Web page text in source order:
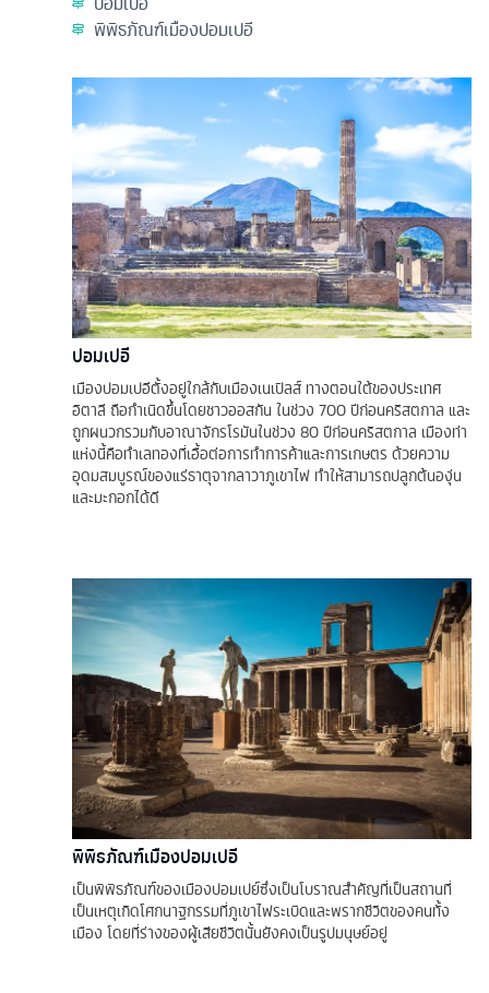
พิพิธภัณฑ์เมืองปอมเปอี
ปอมเปอี
เมืองปอมเปอีตั้งอยู่ใกล้กับเมืองเนเปิลส์ ทางตอนใต้ของประเทศ
อิตาลี ถือกำเนิดขึ้นโดยชาวออสกัน ในช่วง 700 ปีก่อนคริสตกาล และ
ถูกผนวกรวมกับอาณาจักรโรมันในช่วง 80 ปีก่อนคริสตกาล เมืองท่า
แห่งนี้คือทำเลทองที่เอื้อต่อการทำการค้าและการเกษตร ด้วยความ
อุดมสมบูรณ์ของแร่ธาตุจากลาวาภูเขาไฟ ทำให้สามารถปลูกต้นองุ่น
และมะกอกได้ดี
พิพิธภัณฑ์เมืองปอมเปอี
เป็นพิพิธภัณฑ์ของเมืองปอมเปย์ซึ่งเป็นโบราณสำคัญที่เป็นสถานที่
เป็นเหตุเกิดโศกนาฐกรรมที่ภูเขาไฟระเบิดและพรากชีวิตของคนทั้ง
เมือง โดยที่ร่างของผู้เสียชีวิตนั้นยังคงเป็นรูปมนุษย์อยู่